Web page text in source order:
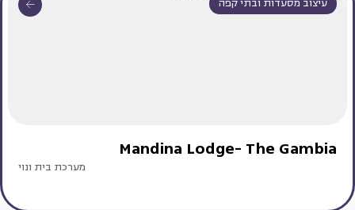
עיצוב מסעדות ובתי קפה
Mandina Lodge- The Gambia
מערכת בית ונוי